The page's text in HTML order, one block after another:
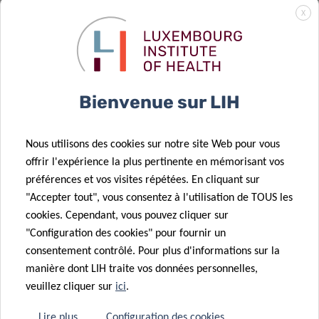
OBEClust: une
union d’efforts
pour la
l’obésité.
enfants
autistes,
robot QTrobot
Une étude du
mélanges
chimiques
risque accru
de troubles
métaboliques
Faire avancer
la recherche
sur les
matière de
cancer
26 Sep 2025
Publication du
rapport
triennal «
Surveillance
24 Sep 2025
L’Europe lance
CancerWatch:
améliorer la
qualité et la
données sur le
X
Bienvenue sur LIH
Nous utilisons des cookies sur notre site Web pour vous
offrir l'expérience la plus pertinente en mémorisant vos
préférences et vos visites répétées. En cliquant sur
"Accepter tout", vous consentez à l'utilisation de TOUS les
cookies. Cependant, vous pouvez cliquer sur
"Configuration des cookies" pour fournir un
consentement contrôlé. Pour plus d'informations sur la
manière dont LIH traite vos données personnelles,
veuillez cliquer sur ici.